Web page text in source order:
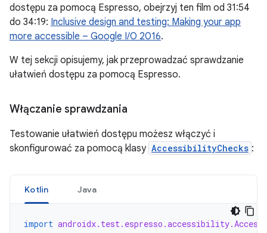
dostępu za pomocą Espresso, obejrzyj ten film od 31:54
do 34:19: Inclusive design and testing: Making your app
more accessible – Google I/O 2016.
W tej sekcji opisujemy, jak przeprowadzać sprawdzanie
ułatwień dostępu za pomocą Espresso.
Włączanie sprawdzania
Testowanie ułatwień dostępu możesz włączyć i
skonfigurować za pomocą klasy AccessibilityChecks :
Kotlin Java
import